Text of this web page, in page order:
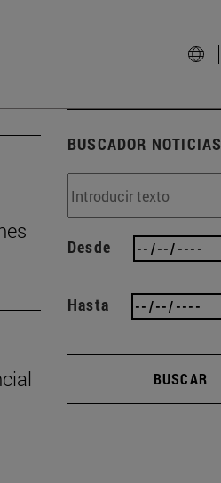
BUSCADOR NOTICIAS
Desde
Hasta
BUSCAR